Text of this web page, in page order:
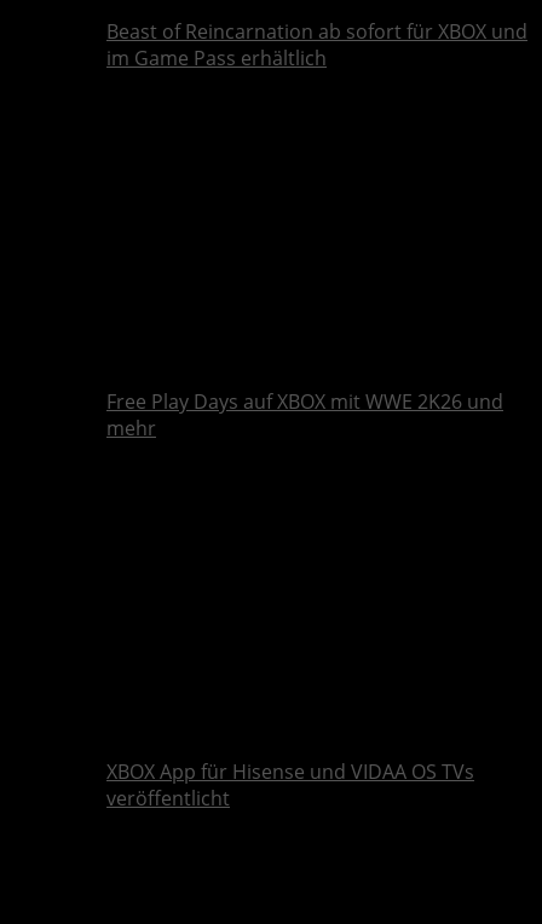
Beast of Reincarnation ab sofort für XBOX und
im Game Pass erhältlich
Free Play Days auf XBOX mit WWE 2K26 und
mehr
XBOX App für Hisense und VIDAA OS TVs
veröffentlicht